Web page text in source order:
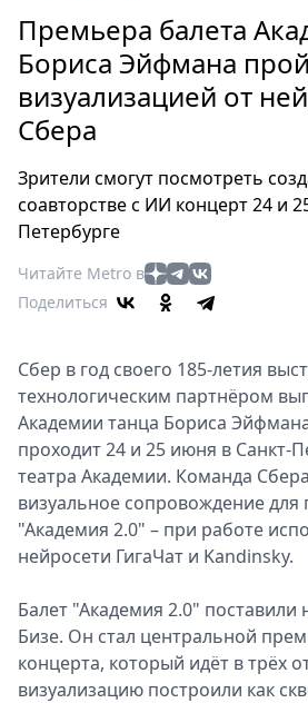
Россия
Мир
Здоровье
Мода
Театр
Афиша
Книги
Пресс-
релизы
О
Metro
Стримы
Спецпроекты
Звезды
2026
Скачай
Metro
Премьера балета
Бориса Эйфмана
визуализацией от
Сбера
Зрители смогут посмотреть
соавторстве с ИИ концерт 24 и
Петербурге
Читайте Metro в
Поделиться
Сбер в год своего 185-летия
технологическим партнёром
Академии танца Бориса
проходит 24 и 25 июня в Санкт-
театра Академии. Команда
визуальное сопровождение
"Академия 2.0" – при работе
нейросети ГигаЧат и Kandinsky.
Балет "Академия 2.0"
Бизе. Он стал центральной
концерта, который идёт в трёх
визуализацию построили как